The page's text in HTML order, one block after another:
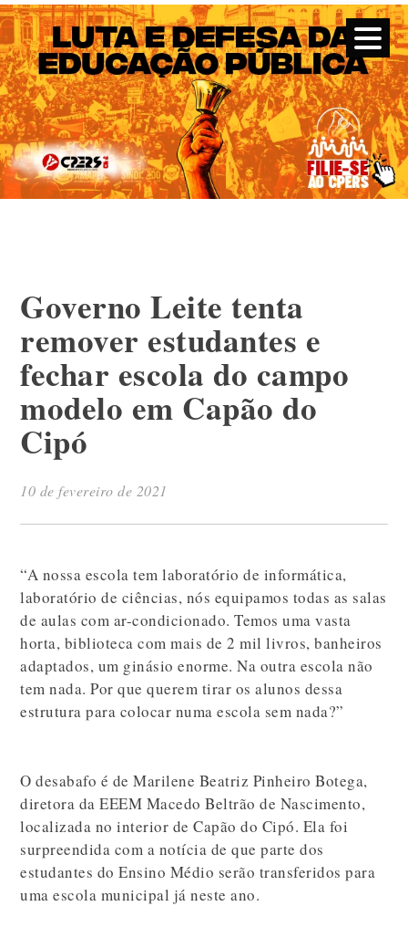
CPERS – Sindicato
CPERS – Sindicato dos Professores e Funcionários de escola
do Estado do Rio Grande do Sul
Governo Leite tenta
remover estudantes e
fechar escola do campo
modelo em Capão do
Cipó
10 de fevereiro de 2021
“A nossa escola tem laboratório de informática,
laboratório de ciências, nós equipamos todas as salas
de aulas com ar-condicionado. Temos uma vasta
horta, biblioteca com mais de 2 mil livros, banheiros
adaptados, um ginásio enorme. Na outra escola não
tem nada. Por que querem tirar os alunos dessa
estrutura para colocar numa escola sem nada?”
O desabafo é de Marilene Beatriz Pinheiro Botega,
diretora da EEEM Macedo Beltrão de Nascimento,
localizada no interior de Capão do Cipó. Ela foi
surpreendida com a notícia de que parte dos
estudantes do Ensino Médio serão transferidos para
uma escola municipal já neste ano.